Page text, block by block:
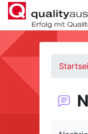
Zum Hauptinhalt